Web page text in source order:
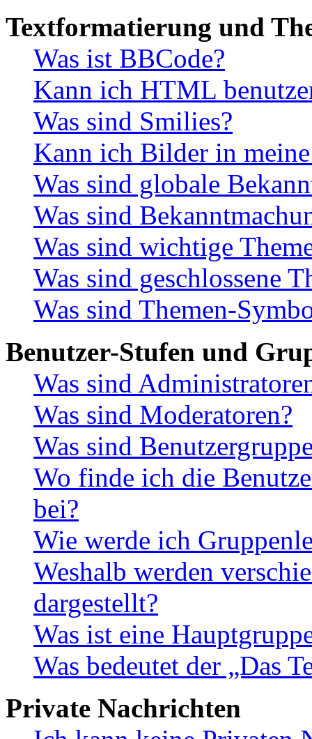
Textformatierung und
Was ist BBCode?
Kann ich HTML
Was sind Smilies?
Kann ich Bilder in
Was sind globale
Was sind
Was sind wichtige
Was sind geschlossene
Was sind Themen-
Benutzer-Stufen und
Was sind
Was sind Moderatoren?
Was sind
Wo finde ich die
bei?
Wie werde ich
Weshalb werden
dargestellt?
Was ist eine
Was bedeutet der „Das
Private Nachrichten